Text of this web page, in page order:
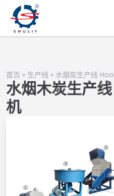
首页 » 生产线 » 水烟炭生产线
水烟木炭生产
机